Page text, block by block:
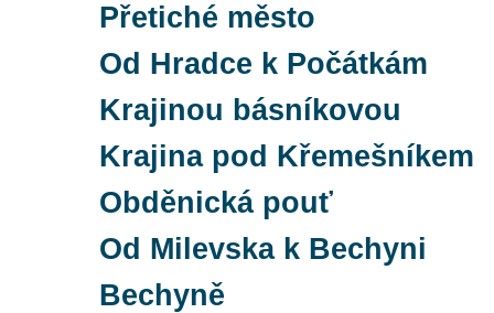
Přetiché město
Od Hradce k Počátkám
Krajinou básníkovou
Krajina pod Křemešníkem
Obděnická pouť
Od Milevska k Bechyni
Bechyně